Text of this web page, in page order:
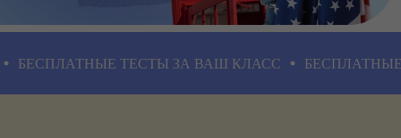
ТЕСТЫ ЗА ВАШ КЛАСС БЕСПЛАТНЫЕ
ОЦЕНКА ИЗ СЕКЦИИ/КРУЖКА
По некоторым предметам можно